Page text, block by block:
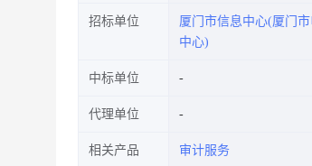
招标单位
厦门市信息中心(厦门
中心)
中标单位
代理单位
相关产品 审计服务